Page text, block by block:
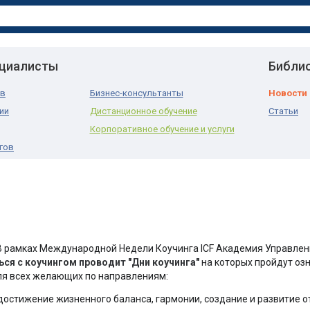
Бизнес-консультанты
Дистанционное обучение
Корпоративное обучение и услуги
Новости
Статьи
рамках Международной Недели Коучинга ICF Академия
с коучингом проводит "Дни коучинга"на которых пройдут
всех желающих по направлениям:
жизненного баланса, гармонии, создание и развитие